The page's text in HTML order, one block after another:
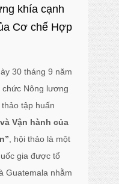
khía cạnh
Cơ chế Hợp
30 tháng 9 năm
chức Nông lương
tập huấn
Vận hành của
, hội thảo là một
gia được tổ
Guatemala nhằm